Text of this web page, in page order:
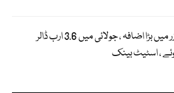
ترسیلات زر میں بڑا اضافہ ، جولائی میں 3.6 ارب ڈالر
، اسٹیٹ بینک